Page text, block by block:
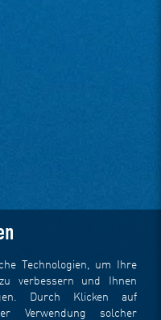
Technologien, um Ihre
verbessern und Ihnen
Durch Klicken auf
Verwendung solcher